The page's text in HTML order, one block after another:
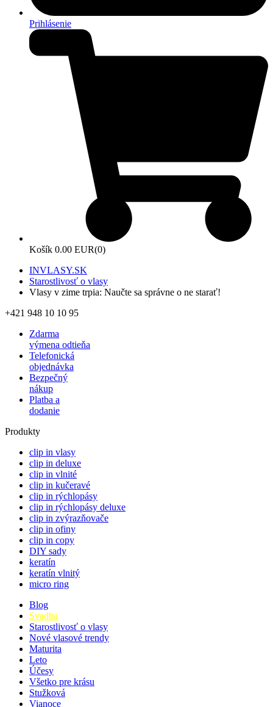
Prihlásenie
Košík 0.00 EUR(0)
INVLASY.SK
Starostlivosť o vlasy
Vlasy v zime trpia: Naučte sa správne o ne starať!
+421 948 10 10 95
Zdarma
výmena odtieňa
Telefonická
objednávka
Bezpečný
nákup
Platba a
dodanie
Produkty
clip in vlasy
clip in deluxe
clip in vlnité
clip in kučeravé
clip in rýchlopásy
clip in rýchlopásy deluxe
clip in zvýrazňovače
clip in ofiny
clip in copy
DIY sady
keratín
keratín vlnitý
micro ring
Blog
Svadba
Starostlivosť o vlasy
Nové vlasové trendy
Maturita
Leto
Účesy
Všetko pre krásu
Stužková
Vianoce